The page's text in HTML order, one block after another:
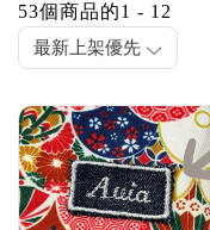
53個商品的1 - 12
最新上架優先